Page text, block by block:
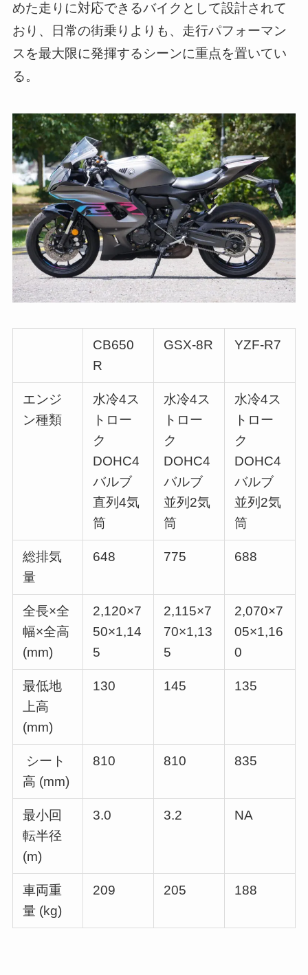
めた走りに対応できるバイクとして設計されて
おり、日常の街乗りよりも、走行パフォーマン
スを最大限に発揮するシーンに重点を置いてい
る。
CB650
R
GSX-8R YZF-R7
エンジ
ン種類
水冷4ス
トロー
ク
DOHC4
バルブ
直列4気
筒
水冷4ス
トロー
ク
DOHC4
バルブ
並列2気
筒
水冷4ス
トロー
ク
DOHC4
バルブ
並列2気
筒
総排気
量
648 775 688
全長×全
幅×全高
(mm)
2,120×7
50×1,14
5
2,115×7
70×1,13
5
2,070×7
05×1,16
0
最低地
上高
(mm)
130 145 135
シート
高 (mm)
810 810 835
最小回
転半径
(m)
3.0 3.2 NA
車両重
量 (kg)
209 205 188